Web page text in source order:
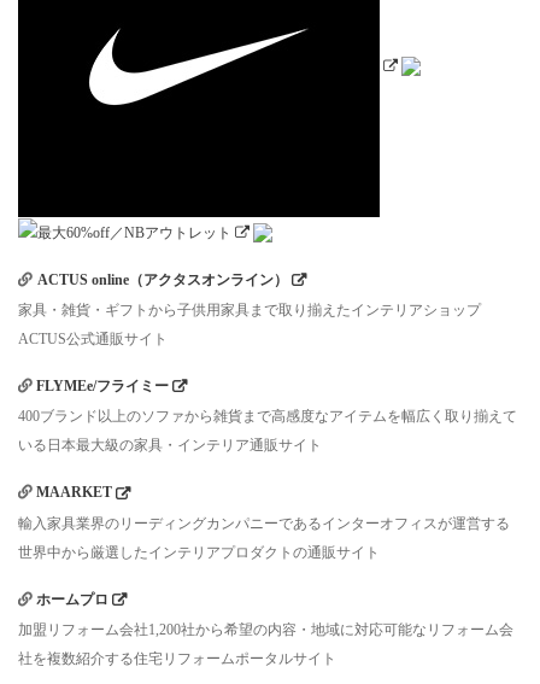
ACTUS online（アクタスオンライン）
家具・雑貨・ギフトから子供用家具まで取り揃えたインテリアショップ
ACTUS公式通販サイト
FLYMEe/フライミー
400ブランド以上のソファから雑貨まで高感度なアイテムを幅広く取り揃えて
いる日本最大級の家具・インテリア通販サイト
MAARKET
輸入家具業界のリーディングカンパニーであるインターオフィスが運営する
世界中から厳選したインテリアプロダクトの通販サイト
ホームプロ
加盟リフォーム会社1,200社から希望の内容・地域に対応可能なリフォーム会
社を複数紹介する住宅リフォームポータルサイト